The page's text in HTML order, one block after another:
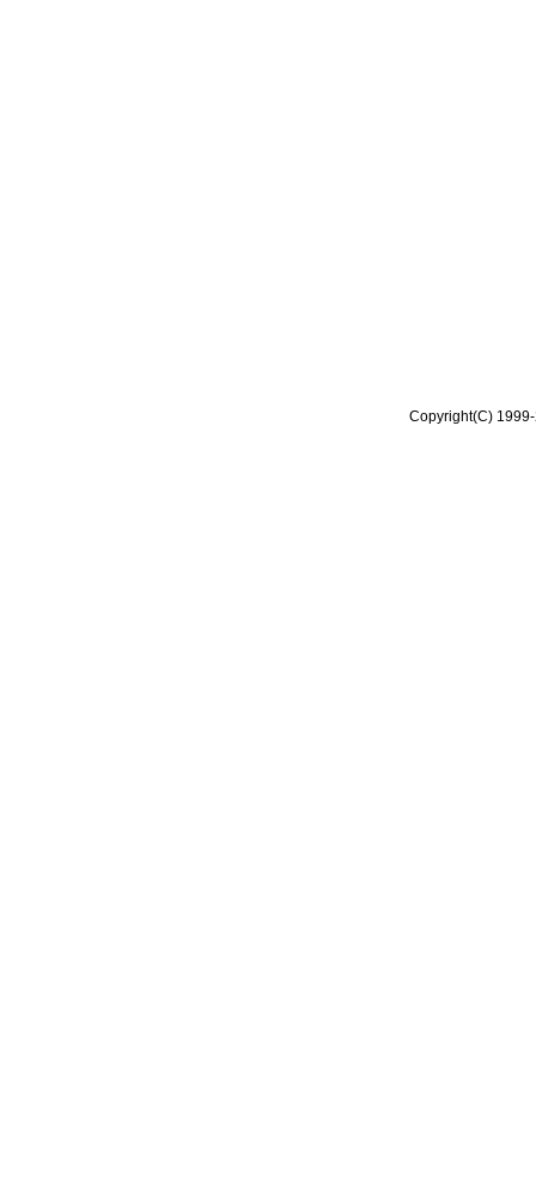
Copyright(C)